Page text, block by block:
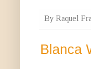
By Raquel
Blanca